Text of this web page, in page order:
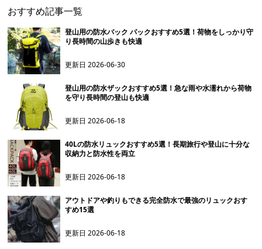
おすすめ記事一覧
登山用の防水バック パックおすすめ5選！荷物をしっかり守
り長時間の山歩きも快適
更新日2026-06-30
登山用の防水ザックおすすめ5選！急な雨や水濡れから荷物
を守り長時間の登山も快適
更新日2026-06-18
40Lの防水リュックおすすめ5選！長期旅行や登山に十分な
収納力と防水性を両立
更新日2026-06-18
アウトドアや釣りもできる完全防水で最強のリュックおす
すめ15選
更新日2026-06-18